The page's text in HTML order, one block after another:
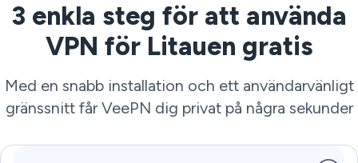
3 enkla steg för att använda
VPN för Litauen gratis
Med en snabb installation och ett användarvänligt
gränssnitt får VeePN dig privat på några sekunder